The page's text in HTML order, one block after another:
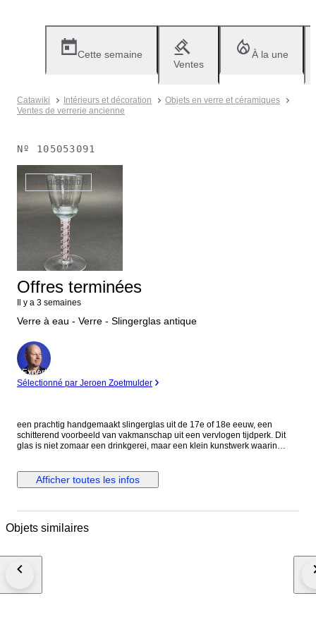
Cette semaine
Ventes
À la une
Catawiki Intérieurs et décoration
Objets en verre et céramiques
Ventes de verrerie ancienne
Nº 105053091
Plus disponible
Offres terminées
Il y a 3 semaines
Verre à eau - Verre - Slingerglas antique
Expert
Sélectionné par Jeroen Zoetmulder
een prachtig handgemaakt slingerglas uit de 17e of 18e eeuw, een
schitterend voorbeeld van vakmanschap uit een vervlogen tijdperk. Dit
glas is niet zomaar een drinkgerei, maar een klein kunstwerk waarin
decoratieve slingermotief is volledig met de hand aangebracht:
gesmolten glas werd in sierlijke slierten over het hoofdglas gedraaid,
hetzelfde – de lichte variaties in dikte en draaiing maken dit glas tot een
statussymbool, vaak gebruikt bij speciale gelegenheden in de rijkere
op een betoverende manier door het motief speelt. De techniek van
filigrana, wat laat zien dat kennis en stijl van glasmeesters over Europa
Afficher toutes les infos
Objets similaires